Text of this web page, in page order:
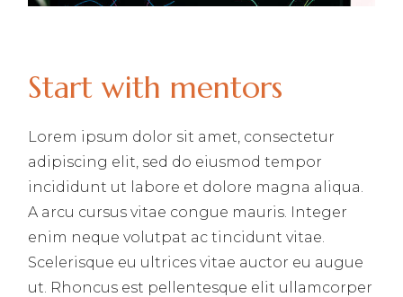
Start with mentors
Lorem ipsum dolor sit amet, consectetur
adipiscing elit, sed do eiusmod tempor
incididunt ut labore et dolore magna aliqua.
A arcu cursus vitae congue mauris. Integer
enim neque volutpat ac tincidunt vitae.
Scelerisque eu ultrices vitae auctor eu augue
ut. Rhoncus est pellentesque elit ullamcorper